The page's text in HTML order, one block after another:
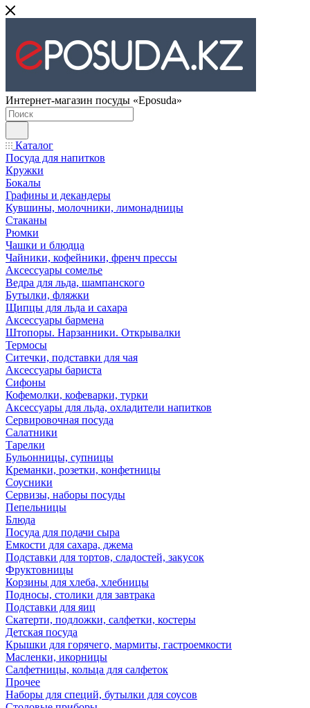
Интернет-магазин посуды «Eposuda»
Каталог
Посуда для напитков
Кружки
Бокалы
Графины и декандеры
Кувшины, молочники, лимонадницы
Стаканы
Рюмки
Чашки и блюдца
Чайники, кофейники, френч прессы
Аксессуары сомелье
Ведра для льда, шампанского
Бутылки, фляжки
Щипцы для льда и сахара
Аксессуары бармена
Штопоры. Нарзанники. Открывалки
Термосы
Ситечки, подставки для чая
Аксессуары бариста
Сифоны
Кофемолки, кофеварки, турки
Аксессуары для льда, охладители напитков
Сервировочная посуда
Салатники
Тарелки
Бульонницы, супницы
Креманки, розетки, конфетницы
Соусники
Сервизы, наборы посуды
Пепельницы
Блюда
Посуда для подачи сыра
Емкости для сахара, джема
Подставки для тортов, сладостей, закусок
Фруктовницы
Корзины для хлеба, хлебницы
Подносы, столики для завтрака
Подставки для яиц
Скатерти, подложки, салфетки, костеры
Детская посуда
Крышки для горячего, мармиты, гастроемкости
Масленки, икорницы
Салфетницы, кольца для салфеток
Прочее
Наборы для специй, бутылки для соусов